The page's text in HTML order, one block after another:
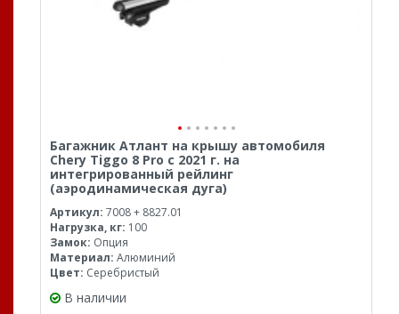
Багажник Атлант на крышу автомобиля
Chery Tiggo 8 Pro с 2021 г. на
интегрированный рейлинг
(аэродинамическая дуга)
Артикул: 7008 + 8827.01
Нагрузка, кг: 100
Замок: Опция
Материал: Алюминий
Цвет: Серебристый
В наличии